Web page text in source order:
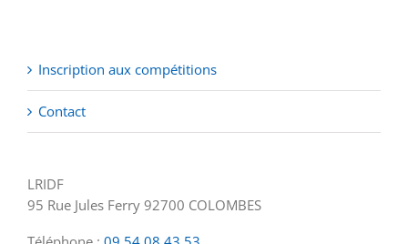
Inscription aux compétitions
Contact
LRIDF
95 Rue Jules Ferry 92700 COLOMBES